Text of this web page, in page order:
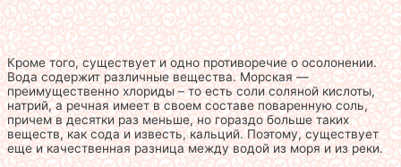
Кроме того, существует и одно противоречие о осолонении.
Вода содержит различные вещества. Морская —
преимущественно хлориды – то есть соли соляной кислоты,
натрий, а речная имеет в своем составе поваренную соль,
причем в десятки раз меньше, но гораздо больше таких
веществ, как сода и известь, кальций. Поэтому, существует
еще и качественная разница между водой из моря и из реки.